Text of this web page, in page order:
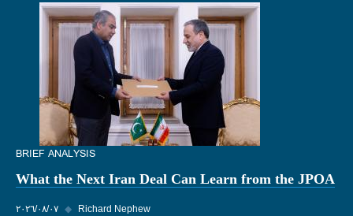
BRIEF ANALYSIS
What the Next Iran Deal Can Learn from the JPOA
٠٧‏/٠٨‏/٢٠٢٦ ◆ Richard Nephew